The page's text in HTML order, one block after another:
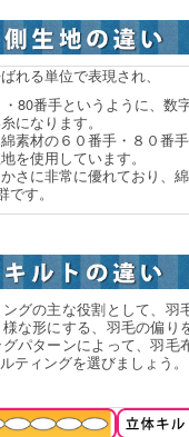
れる単位で表現され、
80番手というように、数
になります。
素材の６０番手・８０番
を使用しています。
さに非常に優れており、綿
す。
グの主な役割として、羽
な形にする、羽毛の偏り
パターンによって、羽毛
ティングを選びましょう。